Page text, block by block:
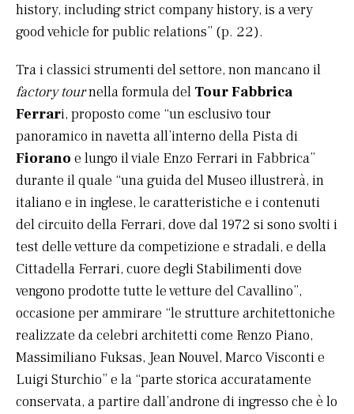
history, including strict company history, is a very
good vehicle for public relations” (p. 22).
Tra i classici strumenti del settore, non mancano il
factory tournella formula del Tour Fabbrica
Ferrari, proposto come “un esclusivo tour
panoramico in navetta all’interno della Pista di
Fiorano e lungo il viale Enzo Ferrari in Fabbrica”
durante il quale “una guida del Museo illustrerà, in
italiano e in inglese, le caratteristiche e i contenuti
del circuito della Ferrari, dove dal 1972 si sono svolti i
test delle vetture da competizione e stradali, e della
Cittadella Ferrari, cuore degli Stabilimenti dove
vengono prodotte tutte le vetture del Cavallino”,
occasione per ammirare “le strutture architettoniche
realizzate da celebri architetti come Renzo Piano,
Massimiliano Fuksas, Jean Nouvel, Marco Visconti e
Luigi Sturchio” e la “parte storica accuratamente
conservata, a partire dall’androne di ingresso che è lo